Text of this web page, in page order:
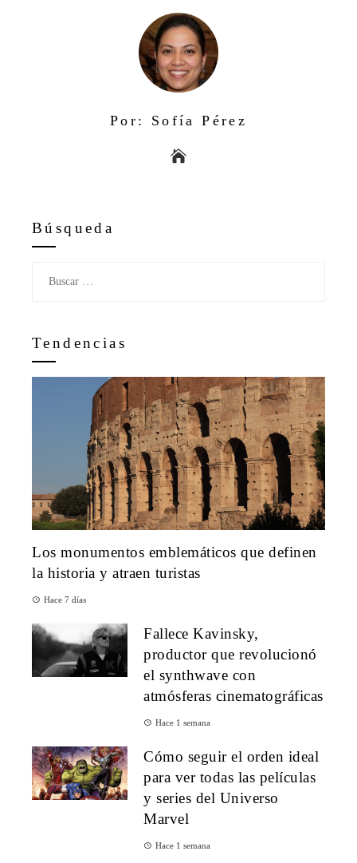
Por: Sofía Pérez
Búsqueda
Tendencias
Los monumentos emblemáticos que definen
la historia y atraen turistas
Hace 7 días
Fallece Kavinsky,
productor que revolucionó
el synthwave con
atmósferas cinematográficas
Hace 1 semana
Cómo seguir el orden ideal
para ver todas las películas
y series del Universo
Marvel
Hace 1 semana